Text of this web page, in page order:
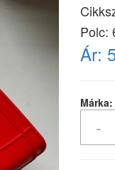
Polc:
Ár:
Márka: